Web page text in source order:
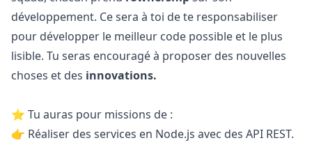
développement. Ce sera à toi de te responsabiliser
pour développer le meilleur code possible et le plus
lisible. Tu seras encouragé à proposer des nouvelles
choses et des innovations.
⭐ Tu auras pour missions de :
👉 Réaliser des services en Node.js avec des API REST.